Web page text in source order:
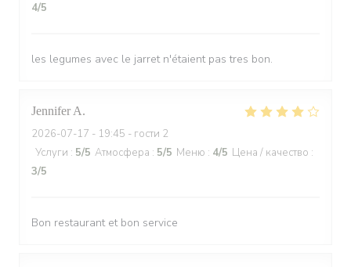
4/5
les legumes avec le jarret n'étaient pas tres bon.
Jennifer A
2026-07-17 - 19:45 - гости 2
Услуги : 5/5 Атмосфера : 5/5 Меню : 4/5 Цена / качество :
3/5
Bon restaurant et bon service